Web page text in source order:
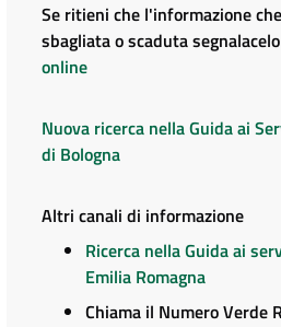
Se ritieni che l'informazione
sbagliata o scaduta segnalacelo
online
Nuova ricerca nella Guida ai
di Bologna
Altri canali di informazione
Ricerca nella Guida ai
Emilia Romagna
Chiama il Numero Verde